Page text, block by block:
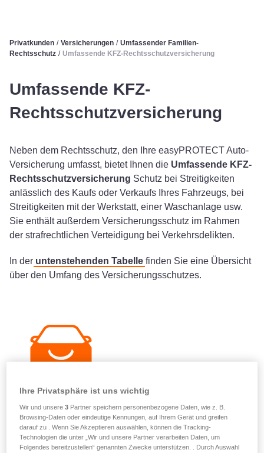
Privatkunden / Versicherungen / Umfassender Familien-
Rechtsschutz / Umfassende KFZ-Rechtsschutzversicherung
Umfassende KFZ-
Rechtsschutzversicherung
Neben dem Rechtsschutz, den Ihre easyPROTECT Auto-
Versicherung umfasst, bietet Ihnen die Umfassende KFZ-
Rechtsschutzversicherung Schutz bei Streitigkeiten
anlässlich des Kaufs oder Verkaufs Ihres Fahrzeugs, bei
Streitigkeiten mit der Werkstatt, einer Waschanlage usw.
Sie enthält außerdem Versicherungsschutz im Rahmen
der strafrechtlichen Verteidigung bei Verkehrsdelikten.
In der untenstehenden Tabelle finden Sie eine Übersicht
über den Umfang des Versicherungsschutzes.
Rechtsschutzleistungen im Verglaich
Ihre Privatsphäre ist uns wichtig
Wir und unsere3 Partner speichern personenbezogene Daten, wie z. B.
Browsing-Daten oder eindeutige Kennungen, auf Ihrem Gerät und greifen
darauf zu . Wenn Sie Akzeptieren auswählen, können die Tracking-
Technologien die unter „Wir und unsere Partner verarbeiten Daten, um
Folgendes bereitzustellen“ genannten Zwecke unterstützen. . Durch Auswahl